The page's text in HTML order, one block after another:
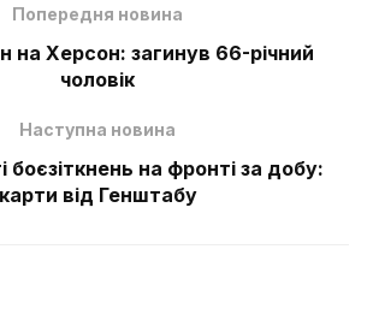
Попередня новина
на Херсон: загинув 66-річний
чоловік
Наступна новина
боєзіткнень на фронті за добу:
карти від Генштабу